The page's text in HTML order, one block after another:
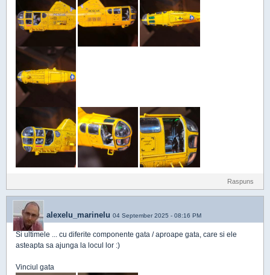
Raspuns
alexelu_marinelu 04 September 2025 - 08:16 PM
Si ultimele ... cu diferite componente gata / aproape gata, care si ele
asteapta sa ajunga la locul lor :)
Vinciul gata